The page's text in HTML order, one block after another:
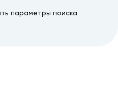
параметры поиска